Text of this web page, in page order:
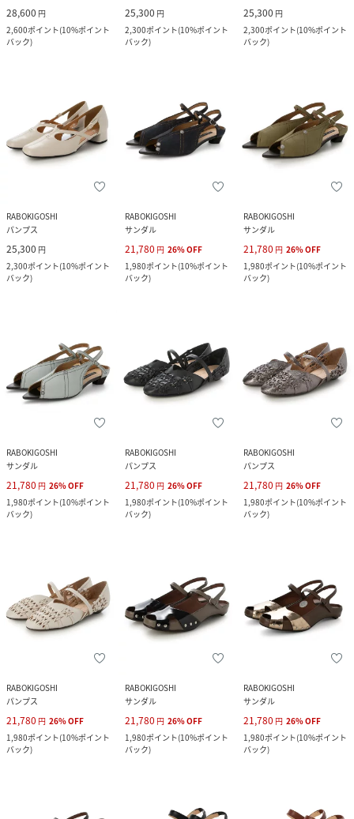
28,600 円
2,600ポイント(10%ポイント
バック)
25,300 円
2,300ポイント(10%ポイント
バック)
25,300 円
2,300ポイント(10%ポイント
バック)
RABOKIGOSHI
パンプス
25,300 円
2,300ポイント(10%ポイント
バック)
RABOKIGOSHI
サンダル
21,780 円 26%OFF
1,980ポイント(10%ポイント
バック)
RABOKIGOSHI
サンダル
21,780 円 26%OFF
1,980ポイント(10%ポイント
バック)
RABOKIGOSHI
サンダル
21,780 円 26%OFF
1,980ポイント(10%ポイント
バック)
RABOKIGOSHI
パンプス
21,780 円 26%OFF
1,980ポイント(10%ポイント
バック)
RABOKIGOSHI
パンプス
21,780 円 26%OFF
1,980ポイント(10%ポイント
バック)
RABOKIGOSHI
パンプス
21,780 円 26%OFF
1,980ポイント(10%ポイント
バック)
RABOKIGOSHI
サンダル
21,780 円 26%OFF
1,980ポイント(10%ポイント
バック)
RABOKIGOSHI
サンダル
21,780 円 26%OFF
1,980ポイント(10%ポイント
バック)